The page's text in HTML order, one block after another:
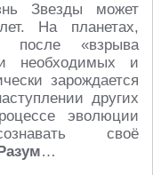
Звезды может
На планетах,
после «взрыва
необходимых и
зарождается
других
эволюции
своё
…